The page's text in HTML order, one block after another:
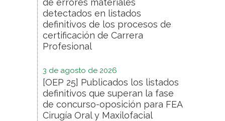
de errores materiales
detectados en listados
definitivos de los procesos de
certificación de Carrera
Profesional
3 de agosto de 2026
[OEP 25] Publicados los listados
definitivos que superan la fase
de concurso-oposición para FEA
Cirugía Oral y Maxilofacial